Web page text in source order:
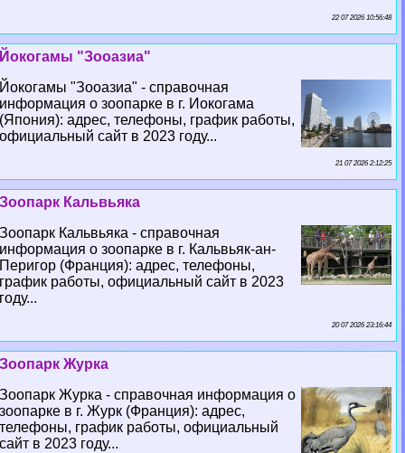
22 07 2026 10:56:48
Йокогамы "Зооазиа"
Йокогамы "Зооазиа" - справочная
информация о зоопарке в г. Иокогама
(Япония): адрес, телефоны, график работы,
официальный сайт в 2023 году...
21 07 2026 2:12:25
Зоопарк Кальвьяка
Зоопарк Кальвьяка - справочная
информация о зоопарке в г. Кальвьяк-ан-
Перигор (Франция): адрес, телефоны,
график работы, официальный сайт в 2023
году...
20 07 2026 23:16:44
Зоопарк Журка
Зоопарк Журка - справочная информация о
зоопарке в г. Журк (Франция): адрес,
телефоны, график работы, официальный
сайт в 2023 году...